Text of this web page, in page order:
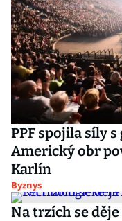
PPF spojila síly
Americký obr
Karlín
Byznys
Na trzích se